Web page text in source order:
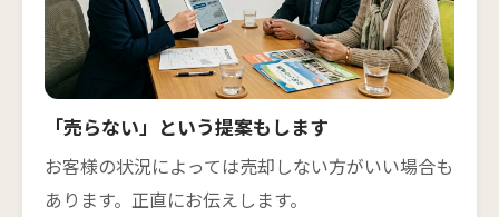
「売らない」という提案もします
お客様の状況によっては売却しない方がいい場合も
あります。正直にお伝えします。